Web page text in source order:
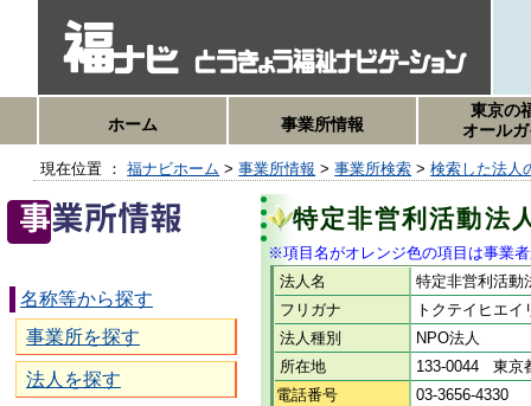
ホーム 事業所情報
東京の
オール
現在位置 ：福ナビホーム >事業所情報 >事業所検索 >検索した法人
名称等から探す
事業所を探す
法人を探す
特定非営利活動法
※項目名がオレンジ色の項目は事業
法人名
特定非営利活動
フリガナ
トクテイヒエ
法人種別
NPO法人
所在地
133-0044 東京
電話番号
03-3656-4330